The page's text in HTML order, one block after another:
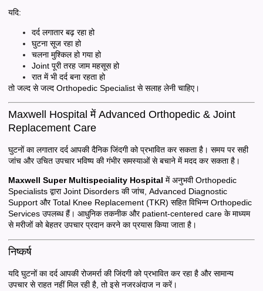
यदि:
दर्द लगातार बढ़ रहा हो
घुटना सूज रहा हो
चलना मुश्किल हो गया हो
Joint पूरी तरह जाम महसूस हो
रात में भी दर्द बना रहता हो
तो जल्द से जल्द Orthopedic Specialist से सलाह लेनी चाहिए।
Maxwell Hospital में Advanced Orthopedic & Joint
Replacement Care
घुटनों का लगातार दर्द आपकी दैनिक जिंदगी को प्रभावित कर सकता है। समय पर सही
जांच और उचित उपचार भविष्य की गंभीर समस्याओं से बचाने में मदद कर सकता है।
Maxwell Super Multispeciality Hospital में अनुभवी Orthopedic
Specialists द्वारा Joint Disorders की जांच, Advanced Diagnostic
Support और Total Knee Replacement (TKR) सहित विभिन्न Orthopedic
Services उपलब्ध हैं। आधुनिक तकनीक और patient-centered care के माध्यम
से मरीजों को बेहतर उपचार प्रदान करने का प्रयास किया जाता है।
निष्कर्ष
यदि घुटनों का दर्द आपकी रोजमर्रा की जिंदगी को प्रभावित कर रहा है और सामान्य
उपचार से राहत नहीं मिल रही है, तो इसे नजरअंदाज न करें।